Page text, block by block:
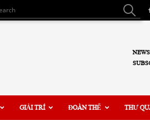
GIẢI TRÍ ĐOÀN THỂ THƯ